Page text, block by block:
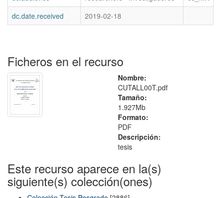
dc.date.received
2019-02-18
Ficheros en el recurso
Nombre:
CUTALL00T.pdf
Tamaño:
1.927Mb
Formato:
PDF
Descripción:
tesis
Este recurso aparece en la(s)
siguiente(s) colección(ones)